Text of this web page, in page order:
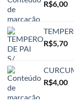
R$6,00
R$5,70
R$4,00